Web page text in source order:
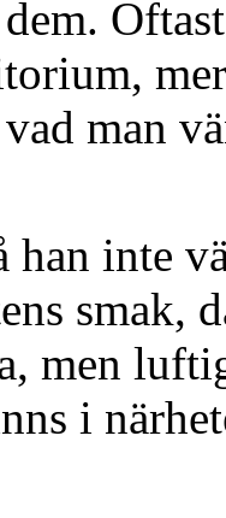
man
han inte
smak,
men
i